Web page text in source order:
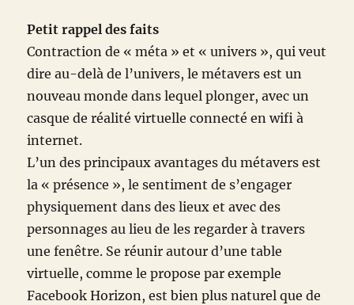
Petit rappel des faits
Contraction de « méta » et « univers », qui veut
dire au-delà de l’univers, le métavers est un
nouveau monde dans lequel plonger, avec un
casque de réalité virtuelle connecté en wifi à
internet.
L’un des principaux avantages du métavers est
la « présence », le sentiment de s’engager
physiquement dans des lieux et avec des
personnages au lieu de les regarder à travers
une fenêtre. Se réunir autour d’une table
virtuelle, comme le propose par exemple
Facebook Horizon, est bien plus naturel que de